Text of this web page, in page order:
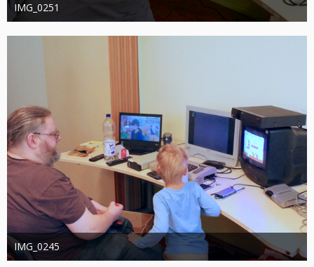
IMG_0251
joachimschwanter
9. Oktober 2023
377
0 0
IMG_0245
joachimschwanter
9. Oktober 2023